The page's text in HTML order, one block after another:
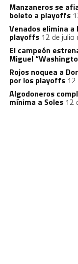
Manzaneros se
boleto a playoffs
Venados elimina a
playoffs 12 de julio
El campeón
Miguel
Rojos noquea a
por los playoffs 12
Algodoneros
mínima a Soles 12